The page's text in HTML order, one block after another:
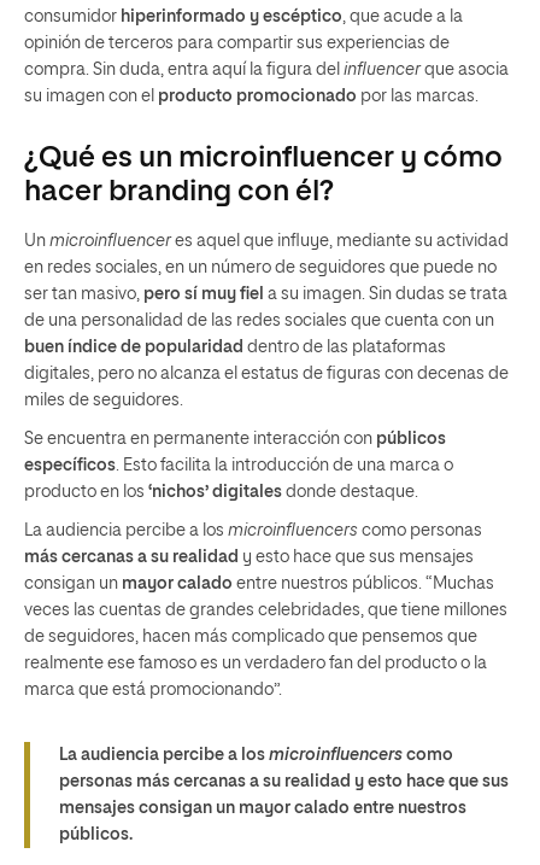
consumidor hiperinformado y escéptico, que acude a la
opinión de terceros para compartir sus experiencias de
compra. Sin duda, entra aquí la figura del influencerque asocia
su imagen con el producto promocionado por las marcas.
¿Qué es un microinfluencer y cómo
hacer branding con él?
Un microinfluenceres aquel que influye, mediante su actividad
en redes sociales, en un número de seguidores que puede no
ser tan masivo, pero sí muy fiel a su imagen. Sin dudas se trata
de una personalidad de las redes sociales que cuenta con un
buen índice de popularidad dentro de las plataformas
digitales, pero no alcanza el estatus de figuras con decenas de
miles de seguidores.
Se encuentra en permanente interacción con públicos
específicos. Esto facilita la introducción de una marca o
producto en los ‘nichos’ digitales donde destaque.
La audiencia percibe a los microinfluencers como personas
más cercanas a su realidad y esto hace que sus mensajes
consigan un mayor calado entre nuestros públicos. “Muchas
veces las cuentas de grandes celebridades, que tiene millones
de seguidores, hacen más complicado que pensemos que
realmente ese famoso es un verdadero fan del producto o la
marca que está promocionando”.
La audiencia percibe a los microinfluencers como
personas más cercanas a su realidad y esto hace que sus
mensajes consigan un mayor calado entre nuestros
públicos.